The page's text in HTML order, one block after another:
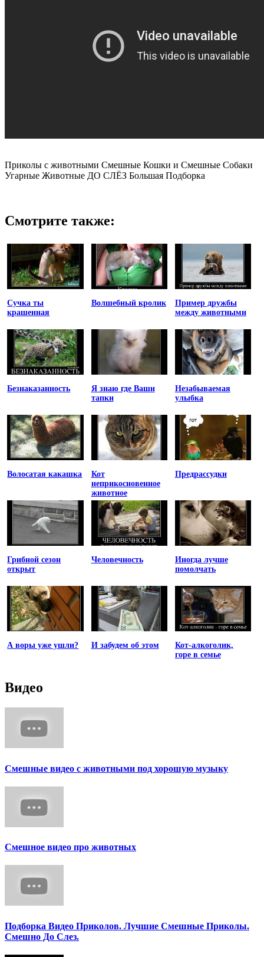
Приколы с животными Смешные Кошки и Смешные Собаки
Угарные Животные ДО СЛЁЗ Большая Подборка
Смотрите также:
Сучка ты
крашенная
Волшебный кролик
Пример дружбы
между животными
Безнаказанность
Я знаю где Ваши
тапки
Незабываемая
улыбка
Волосатая какашка
Кот
неприкосновенное
животное
Предрассудки
Грибной сезон
открыт
Человечность
Иногда лучше
помолчать
А воры уже ушли? И забудем об этом
Кот-алкоголик,
горе в семье
Видео
Смешные видео с животными под хорошую музыку
Смешное видео про животных
Подборка Видео Приколов. Лучшие Смешные Приколы.
Смешно До Слез.